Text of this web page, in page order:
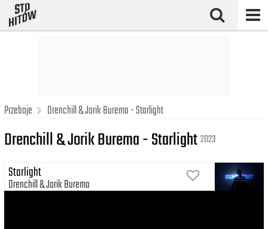
Przeboje Drenchill & Jorik Burema - Starlight
Drenchill & Jorik Burema - Starlight2023
Starlight
Drenchill Jorik Burema